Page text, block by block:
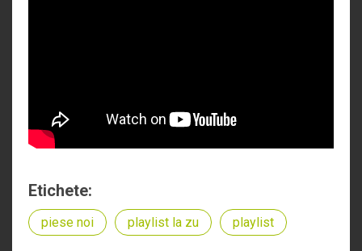
Etichete:
piese noi playlist la zu playlist